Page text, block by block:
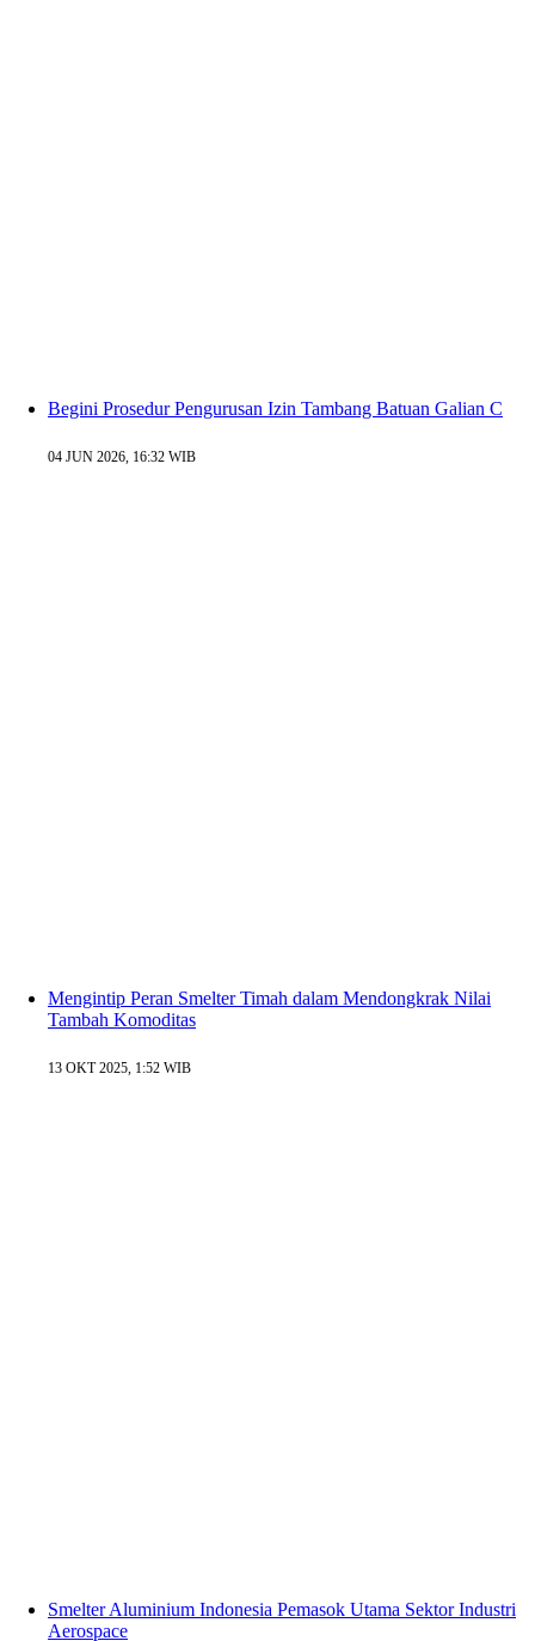
Begini Prosedur Pengurusan Izin Tambang Batuan Galian C
04 JUN 2026, 16:32 WIB
Mengintip Peran Smelter Timah dalam Mendongkrak Nilai
Tambah Komoditas
13 OKT 2025, 1:52 WIB
Smelter Aluminium Indonesia Pemasok Utama Sektor Industri
Aerospace